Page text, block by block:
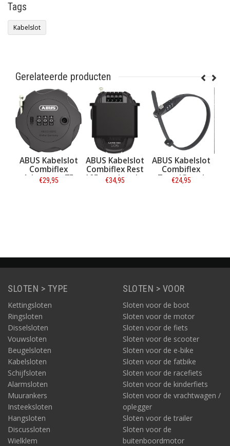
Tags
Kabelslot
Gerelateerde producten
Kabelslot
75
ABUS Kabelslot
Combiflex Rest
105 met houder
ABUS Kabelslot
Combiflex
TravelGuard
ABUS
Sportflex
2504/90
SLOTEN > TYPE
Kettingsloten
Ringsloten
Disselsloten
Vouwsloten
Beugelsloten
Kabelsloten
Schijfsloten
Alarmsloten
Muurankers
Insteeksloten
Hangsloten
Discussloten
Wielklem
SLOTEN > VOOR
Sloten voor de boot
Sloten voor de motor
Sloten voor de fiets
Sloten voor de scooter
Sloten voor de e-bike
Sloten voor de fatbike
Sloten voor de racefiets
Sloten voor de kinderfiets
Sloten voor de vrachtwagen /
oplegger
Sloten voor de trailer
Sloten voor de
buitenboordmotor